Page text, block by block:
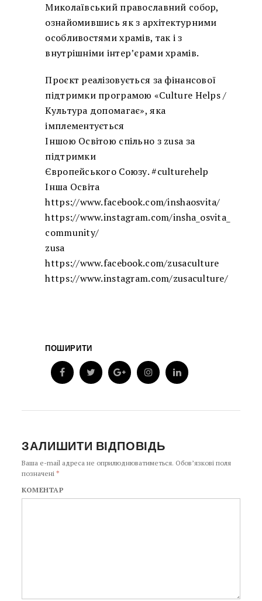
Миколаївський православний собор,
ознайомившись як з архітектурними
особливостями храмів, так і з
внутрішніми інтер’єрами храмів.
Проєкт реалізовується за фінансової
підтримки програмою «Culture Helps /
Культура допомагає», яка
імплементується
Іншою Освітою спільно з zusa за
підтримки
Європейського Союзу. #culturehelp
Інша Освіта
https://www.facebook.com/inshaosvita/
https://www.instagram.com/insha_osvita_
community/
zusa
https://www.facebook.com/zusaculture
https://www.instagram.com/zusaculture/
ПОШИРИТИ
ЗАЛИШИТИ ВІДПОВІДЬ
Ваша e-mail адреса не оприлюднюватиметься. Обов’язкові поля
позначені*
КОМЕНТАР